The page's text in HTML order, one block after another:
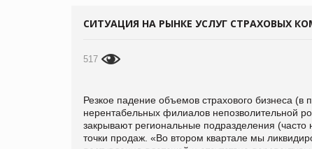
СИТУАЦИЯ НА РЫНКЕ УСЛУГ СТРАХОВЫХ
517
Резкое падение объемов страхового бизнеса
нерентабельных филиалов непозволительной
закрывают региональные подразделения
точки продаж. «Во втором квартале мы